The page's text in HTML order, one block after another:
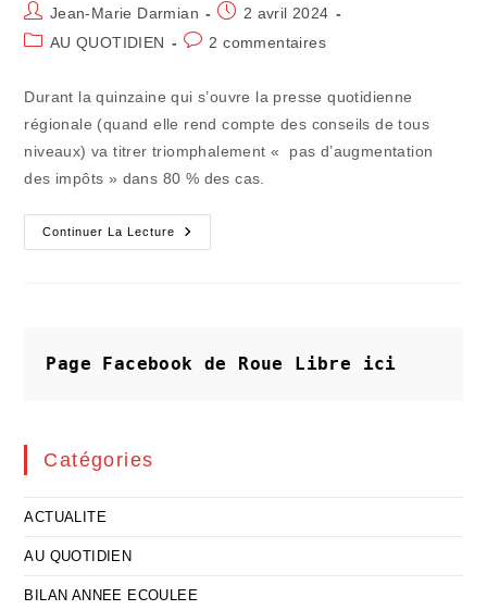
Auteur/autrice
de
Jean-Marie Darmian
Publication
2 avril 2024
PostAU QUOTIDIEN
Commentaires
2 commentaires
Durant la quinzaine qui s’ouvre la presse quotidienne
régionale (quand elle rend compte des conseils de tous
niveaux) va titrer triomphalement « pas d’augmentation
des impôts » dans 80 % des cas.
Continuer La Lecture
Les
Effets
La
Réalité
Page Facebook de Roue Libre ici
Catégories
ACTUALITE
AU QUOTIDIEN
BILAN ANNEE ECOULEE